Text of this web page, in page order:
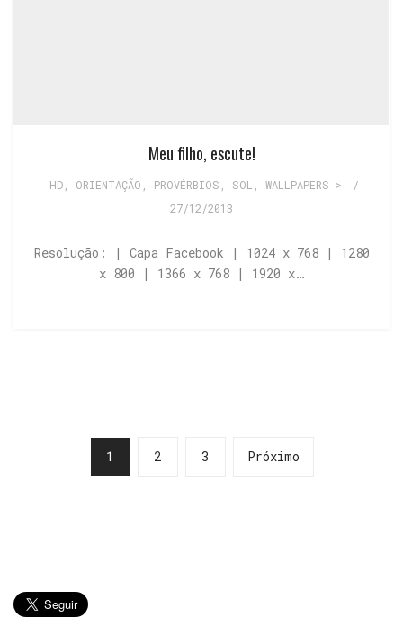
Meu filho, escute!
HD, ORIENTAÇÃO , PROVÉRBIOS , SOL , WALLPAPERS >
/
27/12/2013
Resolução: | Capa Facebook | 1024 x 768 | 1280
x 800 | 1366 x 768 | 1920 x…
1 2 3 Próximo